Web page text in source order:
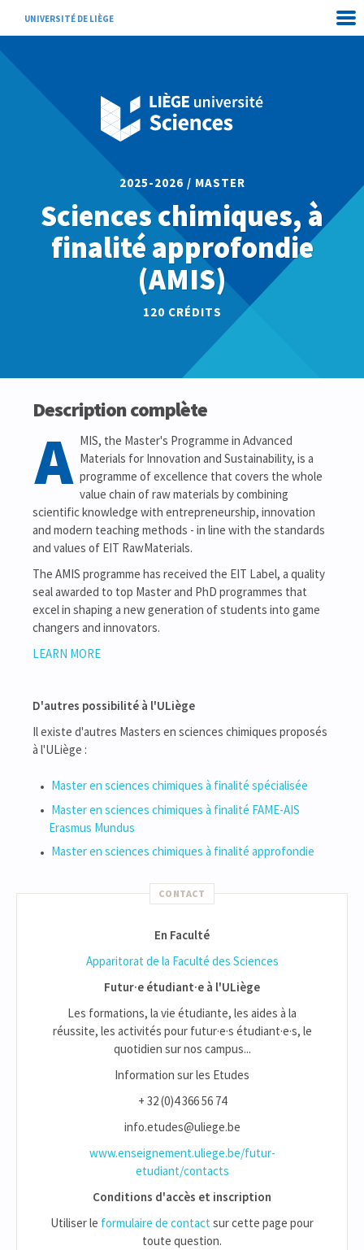
UNIVERSITÉ DE LIÈGE
2025-2026 / MASTER
Sciences chimiques, à
finalité approfondie
(AMIS)
120 CRÉDITS
Description complète
A MIS, the Master's Programme in Advanced
Materials for Innovation and Sustainability, is a
programme of excellence that covers the whole
value chain of raw materials by combining
scientific knowledge with entrepreneurship, innovation
and modern teaching methods - in line with the standards
and values of EIT RawMaterials.
The AMIS programme has received the EIT Label, a quality
seal awarded to top Master and PhD programmes that
excel in shaping a new generation of students into game
changers and innovators.
LEARN MORE
D'autres possibilité à l'ULiège
Il existe d'autres Masters en sciences chimiques proposés
à l'ULiège :
Master en sciences chimiques à finalité spécialisée
Master en sciences chimiques à finalité FAME-AIS
Erasmus Mundus
Master en sciences chimiques à finalité approfondie
CONTACT
En Faculté
Apparitorat de la Faculté des Sciences
Futur·e étudiant·e à l'ULiège
Les formations, la vie étudiante, les aides à la
réussite, les activités pour futur·e·s étudiant·e·s, le
quotidien sur nos campus...
Information sur les Etudes
+ 32 (0)4 366 56 74
info.etudes@uliege.be
www.enseignement.uliege.be/futur-
etudiant/contacts
Conditions d'accès et inscription
Utiliser le formulaire de contact sur cette page pour
toute question.